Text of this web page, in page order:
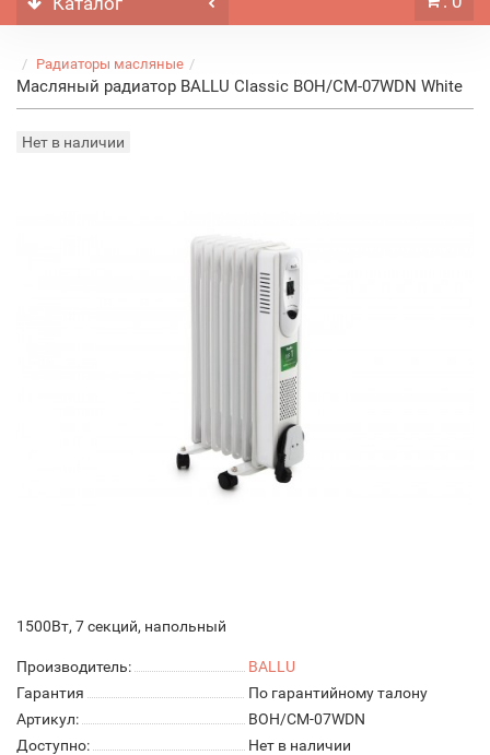
Радиаторы масляные
Масляный радиатор BALLU Classic BOH/CM-07WDN White
Нет в наличии
1500Вт, 7 секций, напольный
Производитель:
BALLU
Гарантия
По гарантийному талону
Артикул:
BOH/CM-07WDN
Доступно:
Нет в наличии